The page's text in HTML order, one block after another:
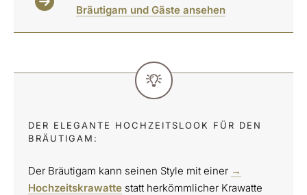
Bräutigam und Gäste ansehen
DER ELEGANTE HOCHZEITSLOOK FÜR DEN
BRÄUTIGAM:
Der Bräutigam kann seinen Style mit einer →
Hochzeitskrawatte statt herkömmlicher Krawatte